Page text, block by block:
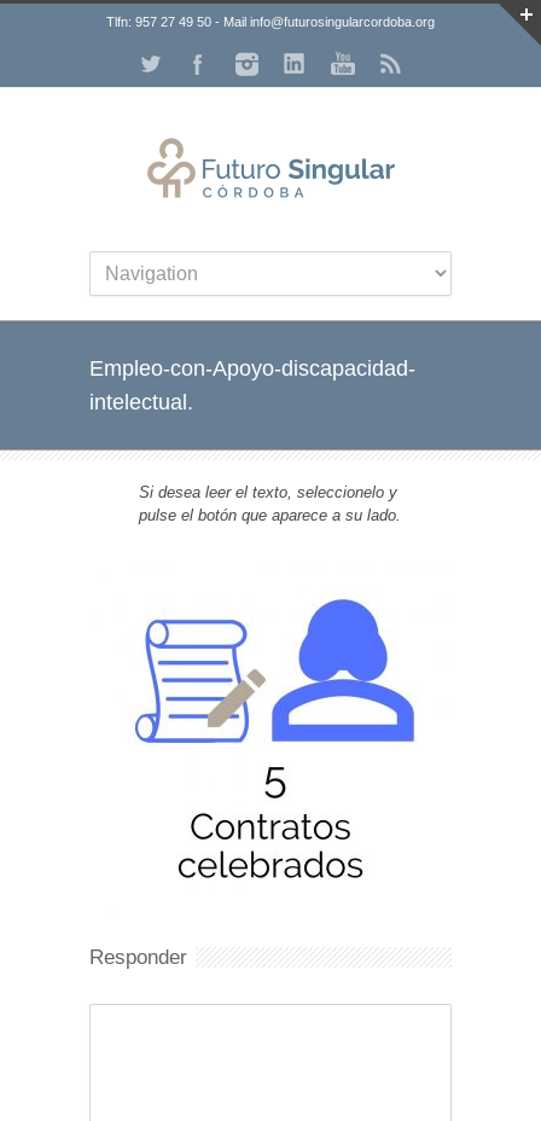
Tlfn: 957 27 49 50 - Mail info@futurosingularcordoba.org
Empleo-con-Apoyo-discapacidad-
intelectual.
Si desea leer el texto, seleccionelo y
pulse el botón que aparece a su lado.
Responder